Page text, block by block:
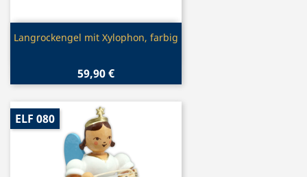
Vorschau
Langrockengel mit Xylophon, farbig
59,90 €
ELF 080